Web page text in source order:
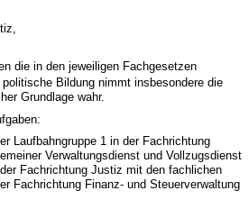
die in den jeweiligen Fachgesetzen
Bildung nimmt insbesondere die
Grundlage wahr.
Laufbahngruppe 1 in der Fachrichtung
Verwaltungsdienst und Vollzugsdienst
Fachrichtung Justiz mit den fachlichen
Fachrichtung Finanz- und Steuerverwaltung